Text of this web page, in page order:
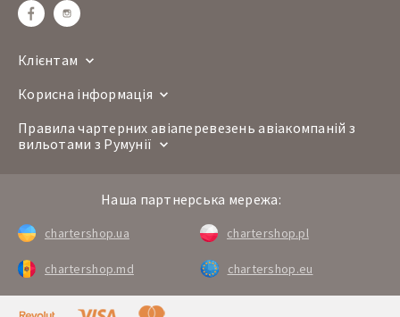
Клієнтам
Корисна інформація
Правила чартерних авіаперевезень авіакомпаній з
вильотами з Румунії
Наша партнерська мережа:
chartershop.ua chartershop.pl
chartershop.md chartershop.eu